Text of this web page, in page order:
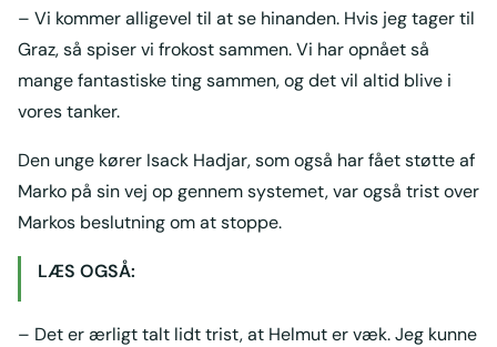
– Vi kommer alligevel til at se hinanden. Hvis jeg tager til
Graz, så spiser vi frokost sammen. Vi har opnået så
mange fantastiske ting sammen, og det vil altid blive i
vores tanker.
Den unge kører Isack Hadjar, som også har fået støtte af
Marko på sin vej op gennem systemet, var også trist over
Markos beslutning om at stoppe.
LÆS OGSÅ:
– Det er ærligt talt lidt trist, at Helmut er væk. Jeg kunne